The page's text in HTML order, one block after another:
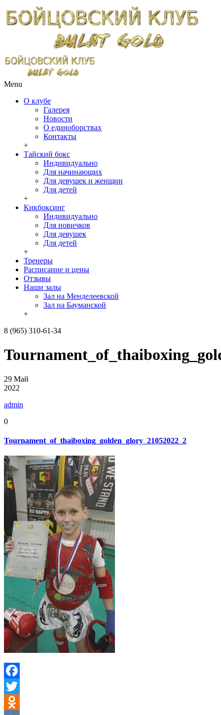
Menu
О клубе
Галерея
Новости
О единоборствах
Контакты
+
Тайский бокс
Индивидуально
Для начинающих
Для девушек и женщин
Для детей
+
Кикбоксинг
Индивидуально
Для новичков
Для девушек
Для детей
+
Тренеры
Расписание и цены
Отзывы
Наши залы
Зал на Менделеевской
Зал на Бауманской
+
8 (965) 310-61-34
29 Май
2022
admin
0
Tournament_of_thaiboxing_golden_glory_21052022_2
Facebook
Twitter